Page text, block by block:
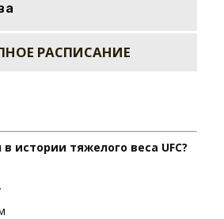
РАСПИСАНИЕ
истории тяжелого веса UFC?